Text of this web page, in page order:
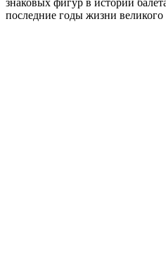
последние годы жизни